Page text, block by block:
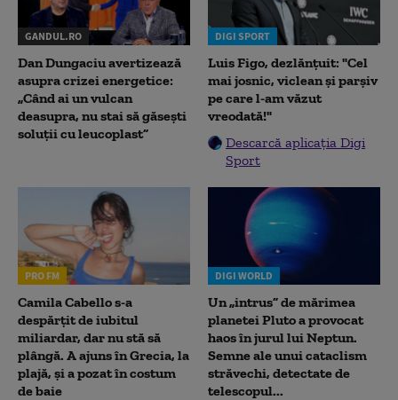
GANDUL.RO
Dan Dungaciu avertizează
asupra crizei energetice:
„Când ai un vulcan
deasupra, nu stai să găsești
soluții cu leucoplast”
DIGI SPORT
Luis Figo, dezlănțuit: "Cel
mai josnic, viclean și parșiv
pe care l-am văzut
vreodată!"
Descarcă aplicația Digi
Sport
PRO FM
Camila Cabello s-a
despărțit de iubitul
miliardar, dar nu stă să
plângă. A ajuns în Grecia, la
plajă, și a pozat în costum
de baie
DIGI WORLD
Un „intrus” de mărimea
planetei Pluto a provocat
haos în jurul lui Neptun.
Semne ale unui cataclism
străvechi, detectate de
telescopul...